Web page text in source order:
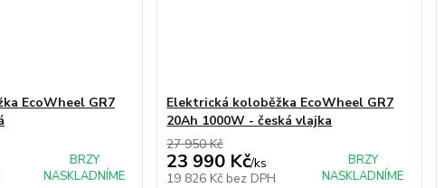
EcoWheel GR7
BRZY
NASKLADNÍME
Elektrická koloběžka EcoWheel GR7
20Ah 1000W - česká vlajka
27 950 Kč
23 990 Kč/ks
19 826 Kč bez DPH
BRZY
NASKLADNÍME